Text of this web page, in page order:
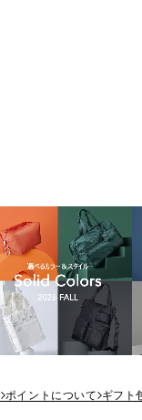
ポイントについて ギフト